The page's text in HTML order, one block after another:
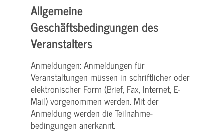
Allgemeine
Geschäftsbedingungen des
Veranstalters
Anmeldungen: Anmeldungen für
Veranstaltungen müssen in schriftlicher oder
elektronischer Form (Brief, Fax, Internet, E-
Mail) vorgenommen werden. Mit der
Anmeldung werden die Teilnahme­
bedingungen anerkannt.